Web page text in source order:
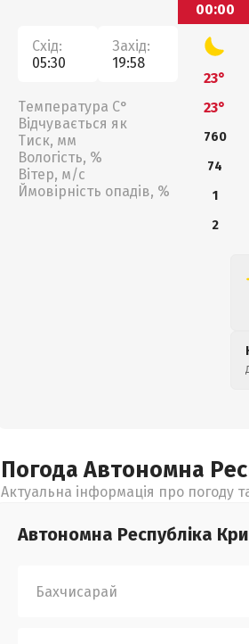
Схід:
05:30
Захід:
19:58
Температура С°
Відчувається як
Тиск, мм
Вологість, %
Вітер, м/с
Ймовірність опадів, %
00:00
23°
23°
760
74
1
2
Погода Автономна
Актуальна інформація про погоду
Автономна Республіка
Бахчисарай